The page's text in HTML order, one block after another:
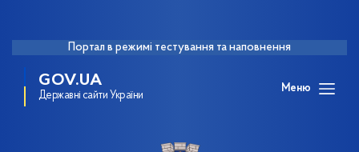
Портал в режимі тестування та наповнення
GOV.UA
Державні сайти України
Меню